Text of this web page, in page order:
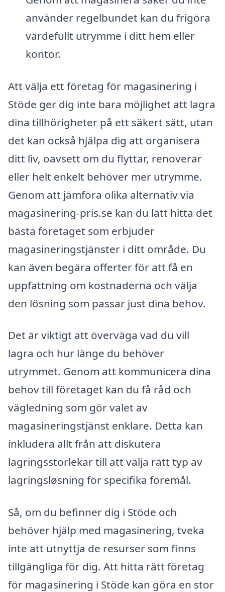
använder regelbundet kan du frigöra
värdefullt utrymme i ditt hem eller
kontor.
Att välja ett företag för magasinering i
Stöde ger dig inte bara möjlighet att lagra
dina tillhörigheter på ett säkert sätt, utan
det kan också hjälpa dig att organisera
ditt liv, oavsett om du flyttar, renoverar
eller helt enkelt behöver mer utrymme.
Genom att jämföra olika alternativ via
magasinering-pris.se kan du lätt hitta det
bästa företaget som erbjuder
magasineringstjänster i ditt område. Du
kan även begära offerter för att få en
uppfattning om kostnaderna och välja
den lösning som passar just dina behov.
Det är viktigt att överväga vad du vill
lagra och hur länge du behöver
utrymmet. Genom att kommunicera dina
behov till företaget kan du få råd och
vägledning som gör valet av
magasineringstjänst enklare. Detta kan
inkludera allt från att diskutera
lagringsstorlekar till att välja rätt typ av
lagringsløsning för specifika föremål.
Så, om du befinner dig i Stöde och
behöver hjälp med magasinering, tveka
inte att utnyttja de resurser som finns
tillgängliga för dig. Att hitta rätt företag
för magasinering i Stöde kan göra en stor